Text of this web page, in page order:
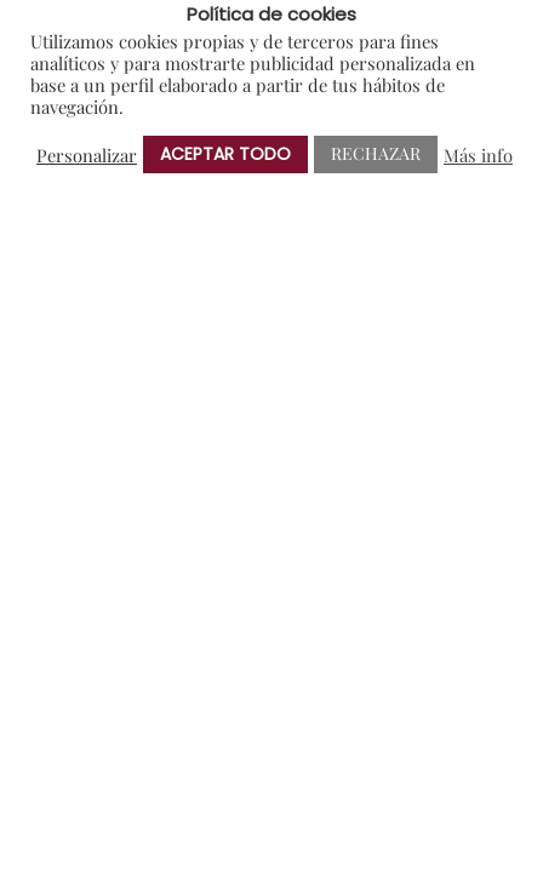
Blog
Colaboraciones y Patrocinios
Política de cookies
Utilizamos cookies propias y de terceros para fines
analíticos y para mostrarte publicidad personalizada en
base a un perfil elaborado a partir de tus hábitos de
navegación.
Personalizar
ACEPTAR TODO RECHAZAR Más info